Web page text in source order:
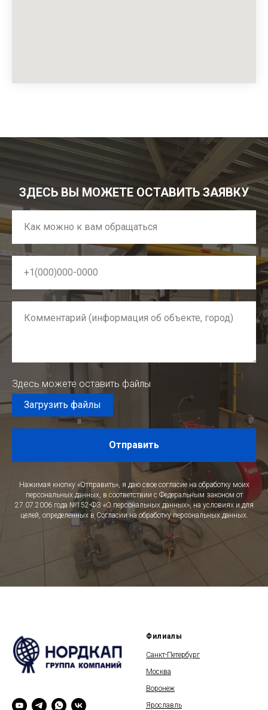
ЗДЕСЬ ВЫ МОЖЕТЕ ОСТАВИТЬ ЗАЯВКУ
Как можно к вам обращаться
+1(000)000-0000
Комментарий (информация об объекте, город)
Здесь можете оставить файлы
Загрузить файлы
Отправить
Нажимая кнопку «Отправить», я даю свое согласие на обработку моих
персональных данных, в соответствии с Федеральным законом от
27.07.2006 года №152-ФЗ «О персональных данных», на условиях и для
целей, определенных в Согласии на обработку персональных данных.
Филиалы
Санкт-Петербург
Москва
Воронеж
Ярославль